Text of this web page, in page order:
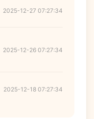
2025-12-27 07:27:34
2025-12-26 07:27:34
2025-12-18 07:27:34